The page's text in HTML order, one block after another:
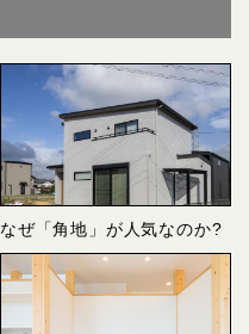
なぜ「角地」が人気なのか?